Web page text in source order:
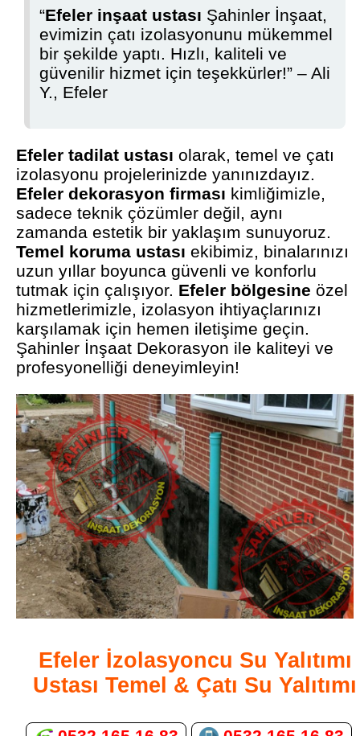
“Efeler inşaat ustası Şahinler İnşaat,
evimizin çatı izolasyonunu mükemmel
bir şekilde yaptı. Hızlı, kaliteli ve
güvenilir hizmet için teşekkürler!” – Ali
Y., Efeler
Efeler tadilat ustası olarak, temel ve çatı
izolasyonu projelerinizde yanınızdayız.
Efeler dekorasyon firması kimliğimizle,
sadece teknik çözümler değil, aynı
zamanda estetik bir yaklaşım sunuyoruz.
Temel koruma ustası ekibimiz, binalarınızı
uzun yıllar boyunca güvenli ve konforlu
tutmak için çalışıyor. Efeler bölgesine özel
hizmetlerimizle, izolasyon ihtiyaçlarınızı
karşılamak için hemen iletişime geçin.
Şahinler İnşaat Dekorasyon ile kaliteyi ve
profesyonelliği deneyimleyin!
Efeler İzolasyoncu Su Yalıtımı
Ustası Temel & Çatı Su Yalıtımı